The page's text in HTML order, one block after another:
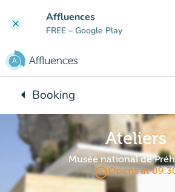
clear Affluences
FREE – Google Play
arrow_leftBack to:
Booking
Ateliers
Musée national de
access_timeOpens at